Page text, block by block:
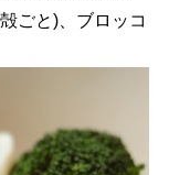
ごと)、ブロッコ